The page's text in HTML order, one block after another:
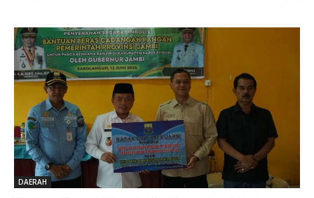
DAERAH